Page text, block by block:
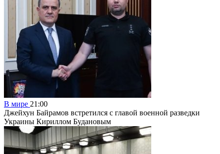
В мире 21:00
Джейхун Байрамов встретился с главой военной разведки
Украины Кириллом Будановым